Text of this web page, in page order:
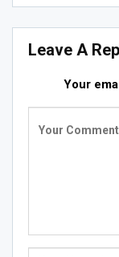
Leave A
Your